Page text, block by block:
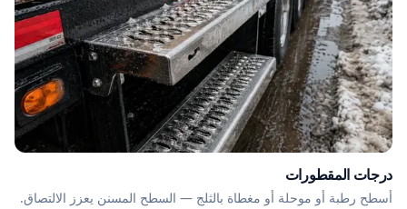
درجات المقطورات
أسطح رطبة أو موحلة أو مغطاة بالثلج — السطح المسنن يعزز الالتصاق.